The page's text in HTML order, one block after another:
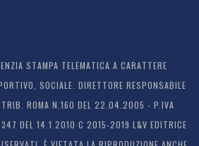
STAMPA TELEMATICA A CARATTERE
SOCIALE. DIRETTORE RESPONSABILE
TRIB. ROMA N.160 DEL 22.04.2005 - P.IVA
DEL 14.1.2010 C 2015-2019 L&V EDITRICE